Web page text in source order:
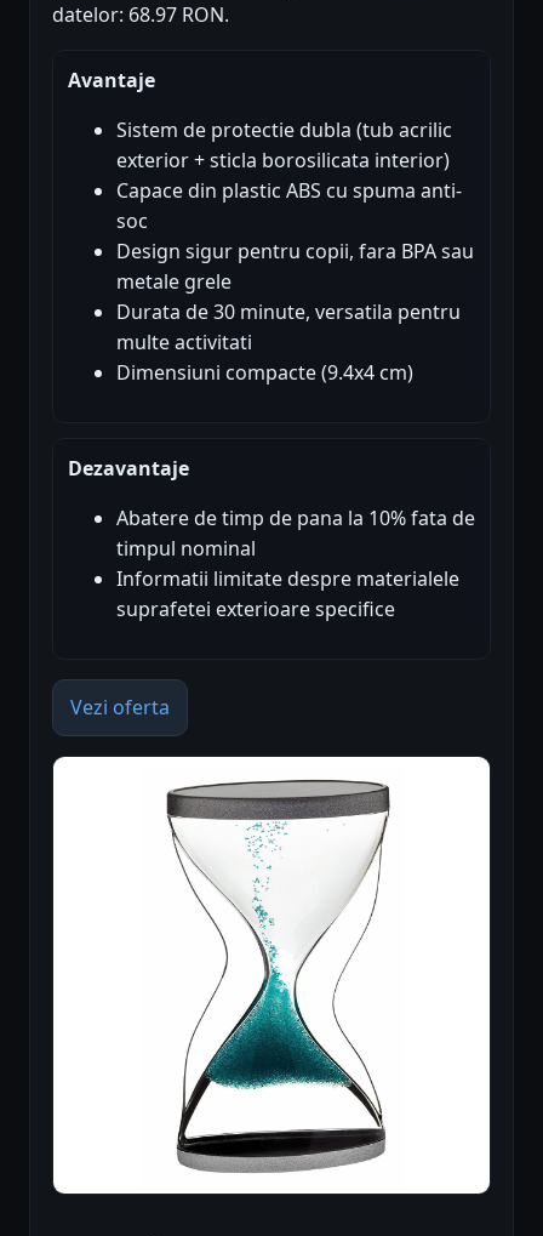
datelor: 68.97 RON.
Avantaje
Sistem de protectie dubla (tub acrilic
exterior + sticla borosilicata interior)
Capace din plastic ABS cu spuma anti-
soc
Design sigur pentru copii, fara BPA sau
metale grele
Durata de 30 minute, versatila pentru
multe activitati
Dimensiuni compacte (9.4x4 cm)
Dezavantaje
Abatere de timp de pana la 10% fata de
timpul nominal
Informatii limitate despre materialele
suprafetei exterioare specifice
Vezi oferta